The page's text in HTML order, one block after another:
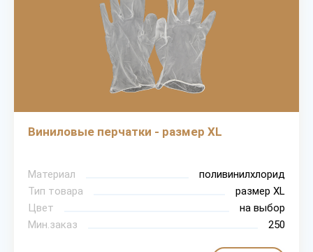
Виниловые перчатки - размер XL
Материал
поливинилхлорид
Тип товара
размер XL
Цвет
на выбор
Мин.заказ
250